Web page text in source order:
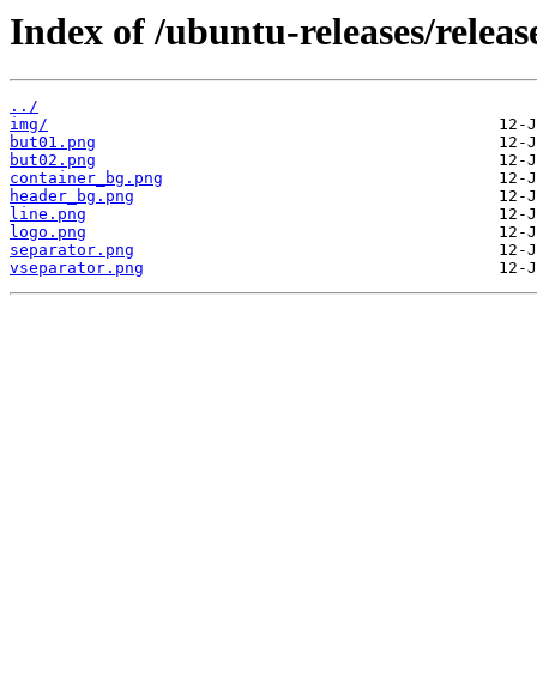
Index of /ubuntu-releases/
../
img/
but01.png
but02.png
container_bg.png
header_bg.png
line.png
logo.png
separator.png
vseparator.png